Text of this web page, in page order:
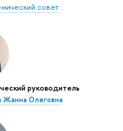
совет
руководитель
Жанна Олеговна